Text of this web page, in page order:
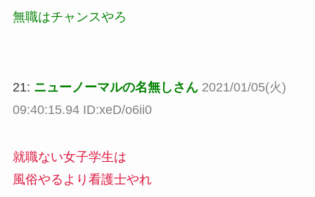
無職はチャンスやろ
21: ニューノーマルの名無しさん 2021/01/05(火)
09:40:15.94 ID:xeD/o6ii0
就職ない女子学生は
風俗やるより看護士やれ